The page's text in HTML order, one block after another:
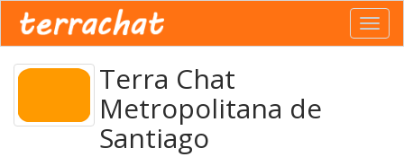
Terra Chat
Metropolitana de
Santiago